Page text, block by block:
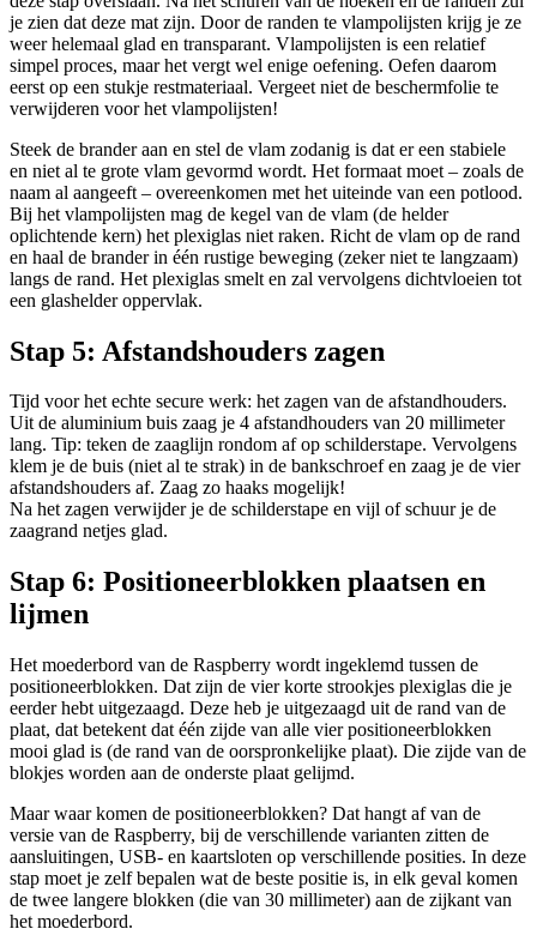
je zien dat deze mat zijn. Door de randen te vlampolijsten krijg je ze
weer helemaal glad en transparant. Vlampolijsten is een relatief
simpel proces, maar het vergt wel enige oefening. Oefen daarom
eerst op een stukje restmateriaal. Vergeet niet de beschermfolie te
verwijderen voor het vlampolijsten!
Steek de brander aan en stel de vlam zodanig is dat er een stabiele
en niet al te grote vlam gevormd wordt. Het formaat moet – zoals de
naam al aangeeft – overeenkomen met het uiteinde van een potlood.
Bij het vlampolijsten mag de kegel van de vlam (de helder
oplichtende kern) het plexiglas niet raken. Richt de vlam op de rand
en haal de brander in één rustige beweging (zeker niet te langzaam)
langs de rand. Het plexiglas smelt en zal vervolgens dichtvloeien tot
een glashelder oppervlak.
Stap 5: Afstandshouders zagen
Tijd voor het echte secure werk: het zagen van de afstandhouders.
Uit de aluminium buis zaag je 4 afstandhouders van 20 millimeter
lang. Tip: teken de zaaglijn rondom af op schilderstape. Vervolgens
klem je de buis (niet al te strak) in de bankschroef en zaag je de vier
afstandshouders af. Zaag zo haaks mogelijk!
Na het zagen verwijder je de schilderstape en vijl of schuur je de
zaagrand netjes glad.
Stap 6: Positioneerblokken plaatsen en
lijmen
Het moederbord van de Raspberry wordt ingeklemd tussen de
positioneerblokken. Dat zijn de vier korte strookjes plexiglas die je
eerder hebt uitgezaagd. Deze heb je uitgezaagd uit de rand van de
plaat, dat betekent dat één zijde van alle vier positioneerblokken
mooi glad is (de rand van de oorspronkelijke plaat). Die zijde van de
blokjes worden aan de onderste plaat gelijmd.
Maar waar komen de positioneerblokken? Dat hangt af van de
versie van de Raspberry, bij de verschillende varianten zitten de
aansluitingen, USB- en kaartsloten op verschillende posities. In deze
stap moet je zelf bepalen wat de beste positie is, in elk geval komen
de twee langere blokken (die van 30 millimeter) aan de zijkant van
het moederbord.